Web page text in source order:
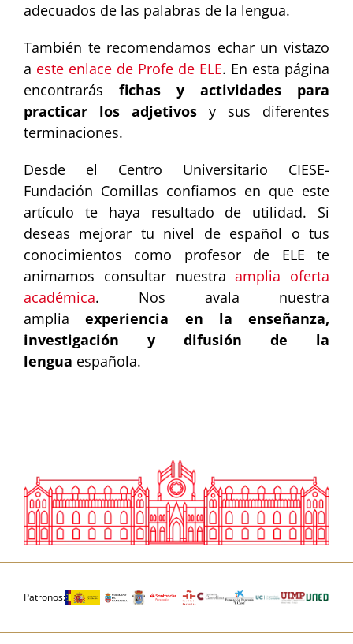
adecuados de las palabras de la lengua.
También te recomendamos echar un vistazo
a este enlace de Profe de ELE. En esta página
encontrarás fichas y actividades para
practicar los adjetivos y sus diferentes
terminaciones.
Desde el Centro Universitario CIESE-
Fundación Comillas confiamos en que este
artículo te haya resultado de utilidad. Si
deseas mejorar tu nivel de español o tus
conocimientos como profesor de ELE te
animamos consultar nuestraamplia oferta
académica. Nos avala nuestra
ampliaexperiencia en la enseñanza,
investigación y difusión de la
lengua española.
Patronos: